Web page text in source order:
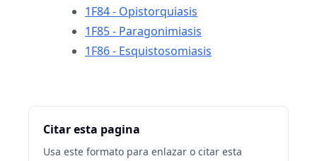
1F84 - Opistorquiasis
1F85 - Paragonimiasis
1F86 - Esquistosomiasis
Citar esta pagina
Usa este formato para enlazar o citar esta